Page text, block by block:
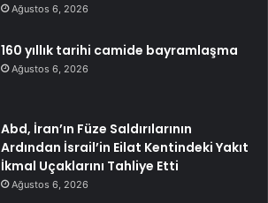
Ağustos 6, 2026
160 yıllık tarihi camide bayramlaşma
Ağustos 6, 2026
Abd, İran’ın Füze Saldırılarının
Ardından İsrail’in Eilat Kentindeki Yakıt
İkmal Uçaklarını Tahliye Etti
Ağustos 6, 2026